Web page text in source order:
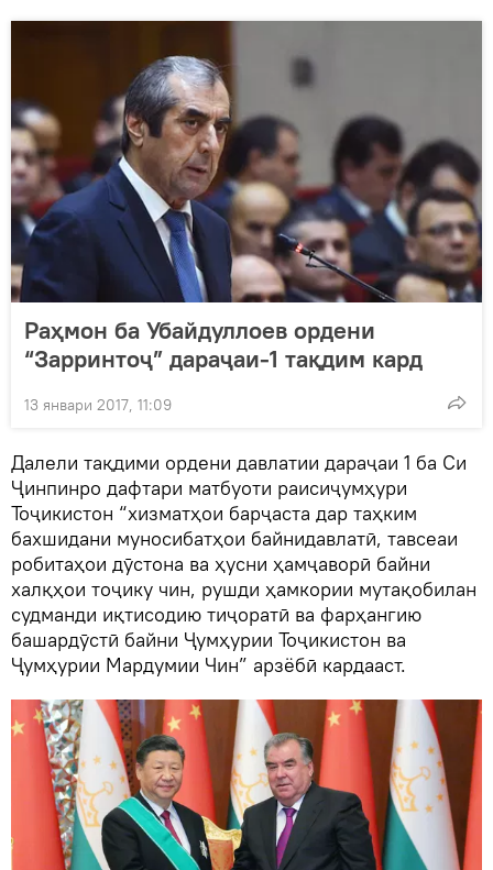
Раҳмон ба Убайдуллоев ордени
“Зарринтоҷ” дараҷаи-1 тақдим кард
13 январи 2017, 11:09
Далели тақдими ордени давлатии дараҷаи 1 ба Си
Ҷинпинро дафтари матбуоти раисиҷумҳури
Тоҷикистон “хизматҳои барҷаста дар таҳким
бахшидани муносибатҳои байнидавлатӣ, тавсеаи
робитаҳои дӯстона ва ҳусни ҳамҷаворӣ байни
халқҳои тоҷику чин, рушди ҳамкории мутақобилан
судманди иқтисодию тиҷоратӣ ва фарҳангию
башардӯстӣ байни Ҷумҳурии Тоҷикистон ва
Ҷумҳурии Мардумии Чин” арзёбӣ кардааст.